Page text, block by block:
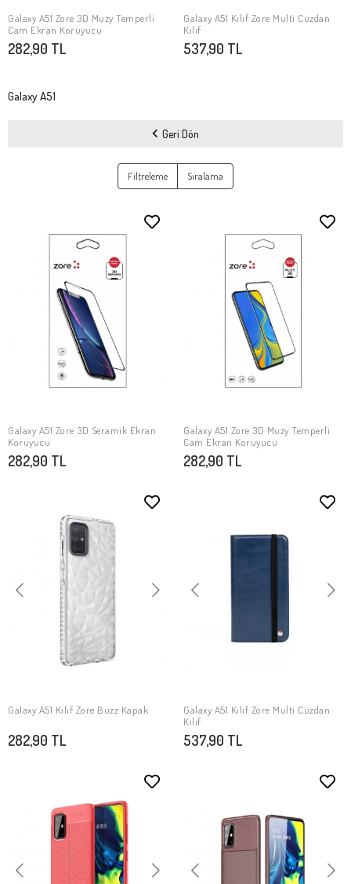
SEPETE EKLE
Galaxy A51 Zore 3D Muzy Temperli
Cam Ekran Koruyucu
282,90 TL
SEPETE EKLE
Galaxy A51 Kılıf Zore Multi Cüzdan
Kılıf
537,90 TL
Galaxy A51
Geri Dön
Filtreleme Sıralama
SEPETE EKLE
Galaxy A51 Zore 3D Seramik Ekran
Koruyucu
282,90 TL
SEPETE EKLE
Galaxy A51 Zore 3D Muzy Temperli
Cam Ekran Koruyucu
282,90 TL
SEPETE EKLE
Galaxy A51 Kılıf Zore Buzz Kapak
282,90 TL
SEPETE EKLE
Galaxy A51 Kılıf Zore Multi Cüzdan
Kılıf
537,90 TL